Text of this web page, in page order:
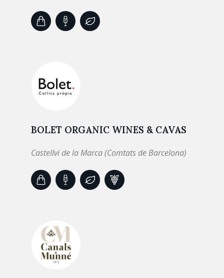
BOLET ORGANIC WINES & CAVAS
Castellvi de la Marca (Comtats de Barcelona)